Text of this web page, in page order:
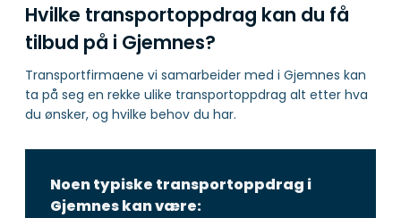
Hvilke transportoppdrag kan du få
tilbud på i Gjemnes?
Transportfirmaene vi samarbeider med i Gjemnes kan
ta på seg en rekke ulike transportoppdrag alt etter hva
du ønsker, og hvilke behov du har.
Noen typiske transportoppdrag i
Gjemnes kan være: